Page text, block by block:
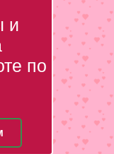
и
по